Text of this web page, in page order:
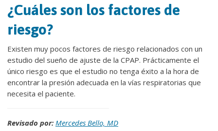
¿Cuáles son los factores de
riesgo?
Existen muy pocos factores de riesgo relacionados con un
estudio del sueño de ajuste de la CPAP. Prácticamente el
único riesgo es que el estudio no tenga éxito a la hora de
encontrar la presión adecuada en la vías respiratorias que
necesita el paciente.
Revisado por: Mercedes Bello, MD